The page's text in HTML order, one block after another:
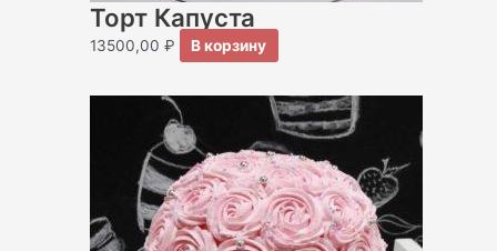
Торт Капуста
13500,00₽ В корзину